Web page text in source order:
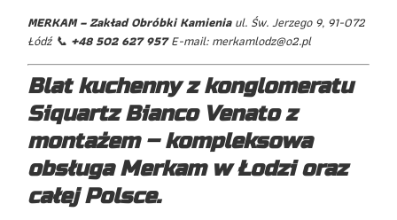
MERKAM – Zakład Obróbki Kamieniaul. Św. Jerzego 9, 91-072
Łódź 📞 +48 502 627 957E-mail: merkamlodz@o2.pl
Blat kuchenny z konglomeratu
Siquartz Bianco Venato z
montażem – kompleksowa
obsługa Merkam w Łodzi oraz
całej Polsce.